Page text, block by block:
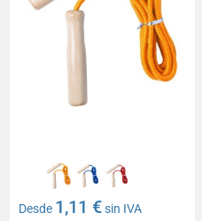
Desde 1,11 €sin IVA